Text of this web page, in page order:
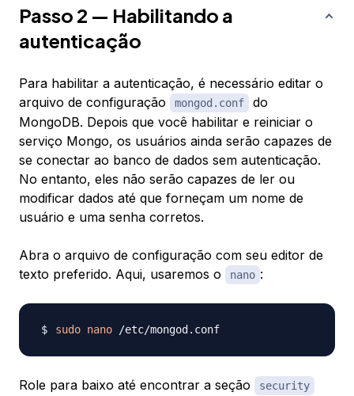
Passo 2 — Habilitando a
autenticação
Para habilitar a autenticação, é necessário editar o
arquivo de configuração
mongod.conf
do
MongoDB. Depois que você habilitar e reiniciar o
serviço Mongo, os usuários ainda serão capazes de
se conectar ao banco de dados sem autenticação.
No entanto, eles não serão capazes de ler ou
modificar dados até que forneçam um nome de
usuário e uma senha corretos.
Abra o arquivo de configuração com seu editor de
texto preferido. Aqui, usaremos o
nano :
sudo nano
Role para baixo até encontrar a seção security